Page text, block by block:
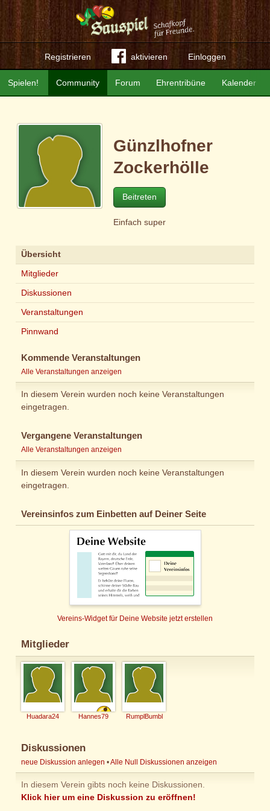
Registrieren aktivieren Einloggen
Community Forum Ehrentribüne Kalender
Spielen!
Günzlhofner
Zockerhölle
Beitreten
Einfach super
Übersicht
Mitglieder
Diskussionen
Veranstaltungen
Pinnwand
Kommende Veranstaltungen
Alle Veranstaltungen anzeigen
In diesem Verein wurden noch keine Veranstaltungen
eingetragen.
Vergangene Veranstaltungen
Alle Veranstaltungen anzeigen
In diesem Verein wurden noch keine Veranstaltungen
eingetragen.
Vereinsinfos zum Einbetten auf Deiner Seite
Vereins-Widget für Deine Website jetzt erstellen
Mitglieder
Huadara24 Hannes79 RumplBumbl
Diskussionen
neue Diskussion anlegen •Alle Null Diskussionen anzeigen
In diesem Verein gibts noch keine Diskussionen.
Klick hier um eine Diskussion zu eröffnen!